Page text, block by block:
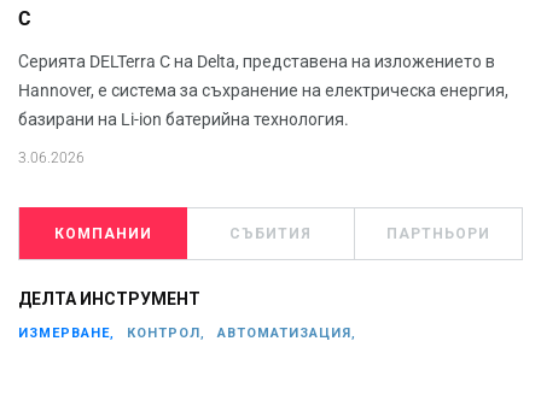
C
Серията DELTerra C на Delta, представена на изложението в
Hannover, е система за съхранение на електрическа енергия,
базирани на Li-ion батерийна технология.
3.06.2026
КОМПАНИИ СЪБИТИЯ ПАРТНЬОРИ
ДЕЛТА ИНСТРУМЕНТ
ИЗМЕРВАНЕ, КОНТРОЛ, АВТОМАТИЗАЦИЯ,